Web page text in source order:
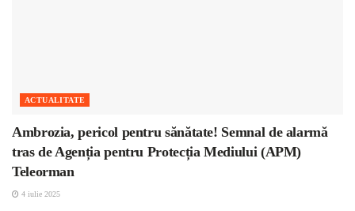
ACTUALITATE
Ambrozia, pericol pentru sănătate! Semnal de alarmă
tras de Agenția pentru Protecția Mediului (APM)
Teleorman
4 iulie 2025